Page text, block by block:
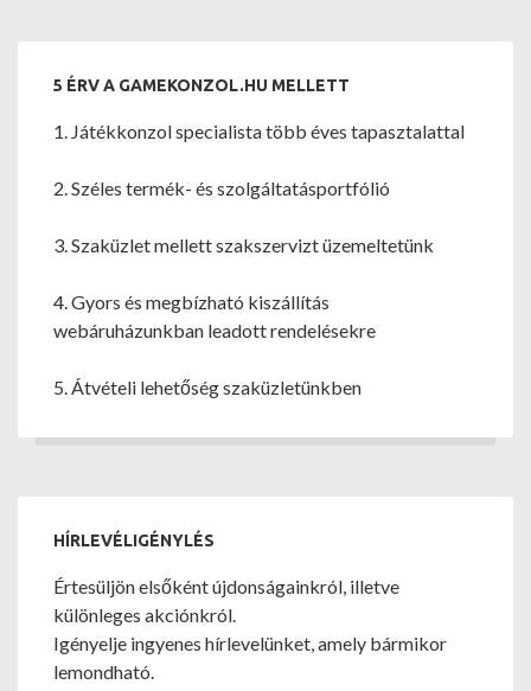
5 ÉRV A GAMEKONZOL.HU MELLETT
1. Játékkonzol specialista több éves tapasztalattal
2. Széles termék- és szolgáltatásportfólió
3. Szaküzlet mellett szakszervizt üzemeltetünk
4. Gyors és megbízható kiszállítás
webáruházunkban leadott rendelésekre
5. Átvételi lehetőség szaküzletünkben
HÍRLEVÉLIGÉNYLÉS
Értesüljön elsőként újdonságainkról, illetve
különleges akciónkról.
Igényelje ingyenes hírlevelünket, amely bármikor
lemondható.